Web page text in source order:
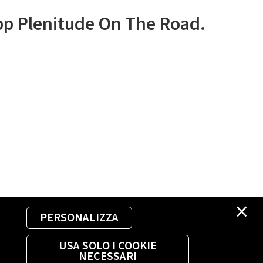
×
PERSONALIZZA
USA SOLO I COOKIE
NECESSARI
Plenitude On The Road.